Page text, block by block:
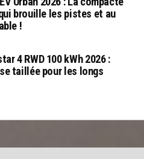
brouille les pistes et au
!
4 RWD 100 kWh 2026 :
taillée pour les longs